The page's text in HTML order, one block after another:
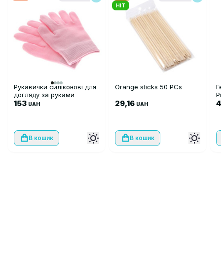
Рукавички силіконові для
догляду за руками
153 UAH
В кошик
HIT
Orange sticks 50 PCs
29,16 UAH
В кошик